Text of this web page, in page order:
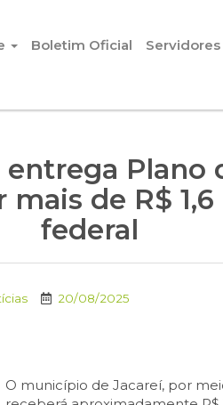
Boletim Oficial Servidores
Plano
mais de R$
federal
20/08/2025
O município de Jacareí, por